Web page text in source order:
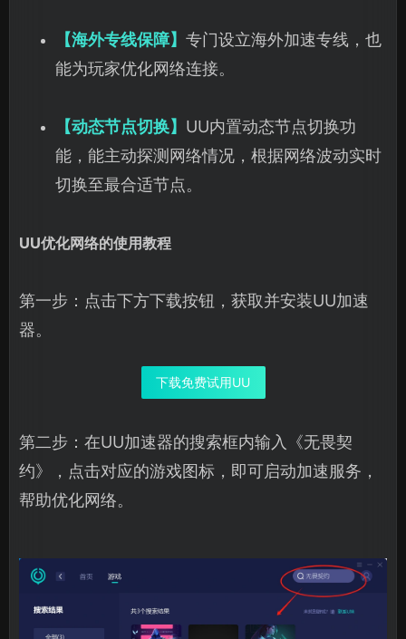
【海外专线保障】 专门设立海外加速专线，也
能为玩家优化网络连接。
【动态节点切换】 UU内置动态节点切换功
能，能主动探测网络情况，根据网络波动实时
切换至最合适节点。
UU优化网络的使用教程
第一步：点击下方下载按钮，获取并安装UU加速
器。
下载免费试用UU
第二步：在UU加速器的搜索框内输入《无畏契
约》，点击对应的游戏图标，即可启动加速服务，
帮助优化网络。